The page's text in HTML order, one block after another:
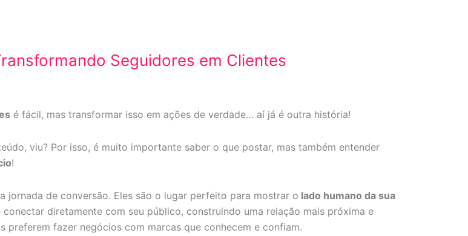
Seguidores em Clientes
é fácil, mas transformar isso em ações de verdade… aí já é outra história!
viu? Por isso, é muito importante saber o que postar, mas também entender
!
jornada de conversão. Eles são o lugar perfeito para mostrar o lado humano da sua
diretamente com seu público, construindo uma relação mais próxima e
preferem fazer negócios com marcas que conhecem e confiam.